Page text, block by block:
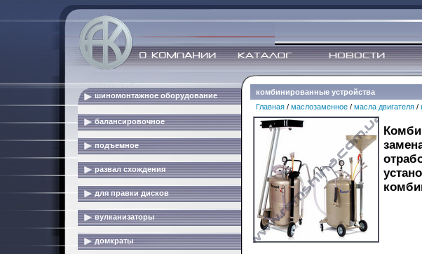
шиномонтажное оборудование
балансировочное
подъемное
развал схождения
для правки дисков
вулканизаторы
домкраты
комбинированные устройства
Главная / маслозаменное / масла двигателя /